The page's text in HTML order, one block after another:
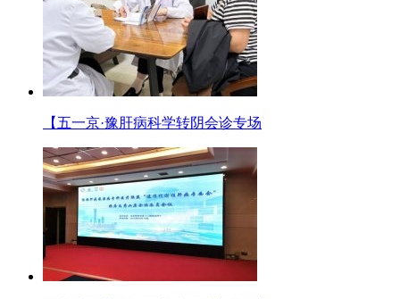
【五一京·豫肝病科学转阴会诊专场